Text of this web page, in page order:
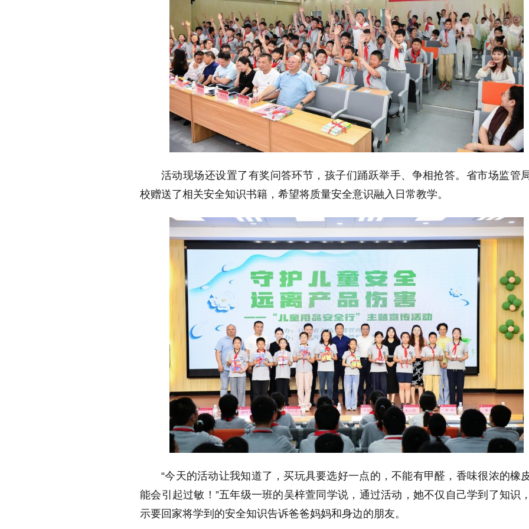
活动现场还设置了有奖问答环节，孩子们踊跃举手、争相抢答。省市场监管
校赠送了相关安全知识书籍，希望将质量安全意识融入日常教学。
“今天的活动让我知道了，买玩具要选好一点的，不能有甲醛，香味很浓的橡
能会引起过敏！”五年级一班的吴梓萱同学说，通过活动，她不仅自己学到了知识
示要回家将学到的安全知识告诉爸爸妈妈和身边的朋友。